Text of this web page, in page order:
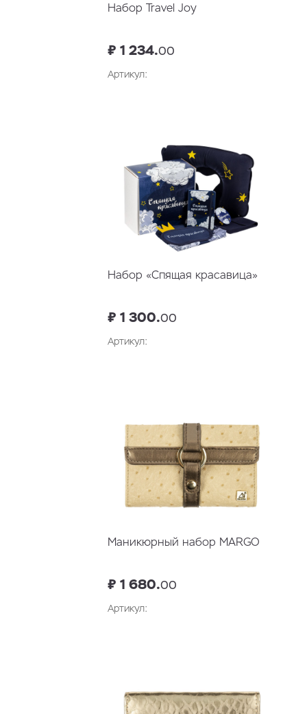
Набор Travel Joy
₽ 1 234.00
Артикул:
Набор «Спящая красавица»
₽ 1 300.00
Артикул:
Маникюрный набор MARGO
₽ 1 680.00
Артикул: